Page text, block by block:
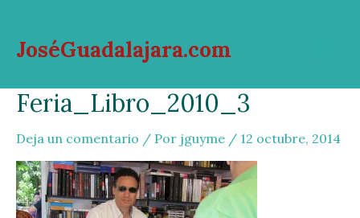
contenido
JoséGuadalajara.com
Feria_Libro_2010_3
Deja un comentario / Por jguyme / 12 octubre, 2014